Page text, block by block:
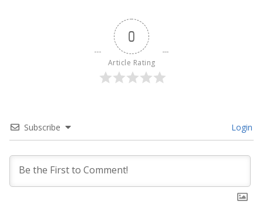
0
Article Rating
Subscribe Login